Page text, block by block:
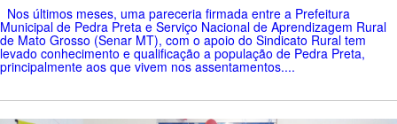
Nos últimos meses, uma pareceria firmada entre a Prefeitura
Municipal de Pedra Preta e Serviço Nacional de Aprendizagem Rural
de Mato Grosso (Senar MT), com o apoio do Sindicato Rural tem
levado conhecimento e qualificação a população de Pedra Preta,
principalmente aos que vivem nos assentamentos....